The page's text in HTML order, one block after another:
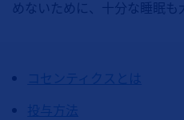
めないために、十分な睡眠も
コセンティクスとは
投与方法